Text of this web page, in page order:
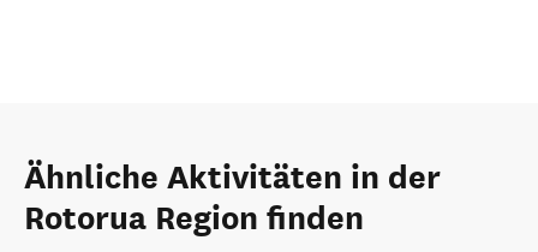
Ähnliche Aktivitäten in der
Rotorua Region finden